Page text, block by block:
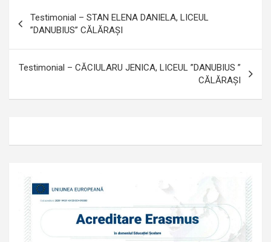
în
articole
Testimonial – STAN ELENA DANIELA, LICEUL
”DANUBIUS” CĂLĂRAȘI
Testimonial – CĂCIULARU JENICA, LICEUL ”DANUBIUS ”
CĂLĂRAȘI